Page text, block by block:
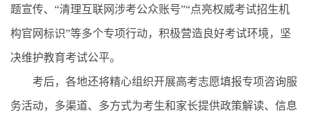
题宣传、“清理互联网涉考公众账号”“点亮权威考试招生机
构官网标识”等多个专项行动，积极营造良好考试环境，坚
决维护教育考试公平。
考后，各地还将精心组织开展高考志愿填报专项咨询服
务活动，多渠道、多方式为考生和家长提供政策解读、信息